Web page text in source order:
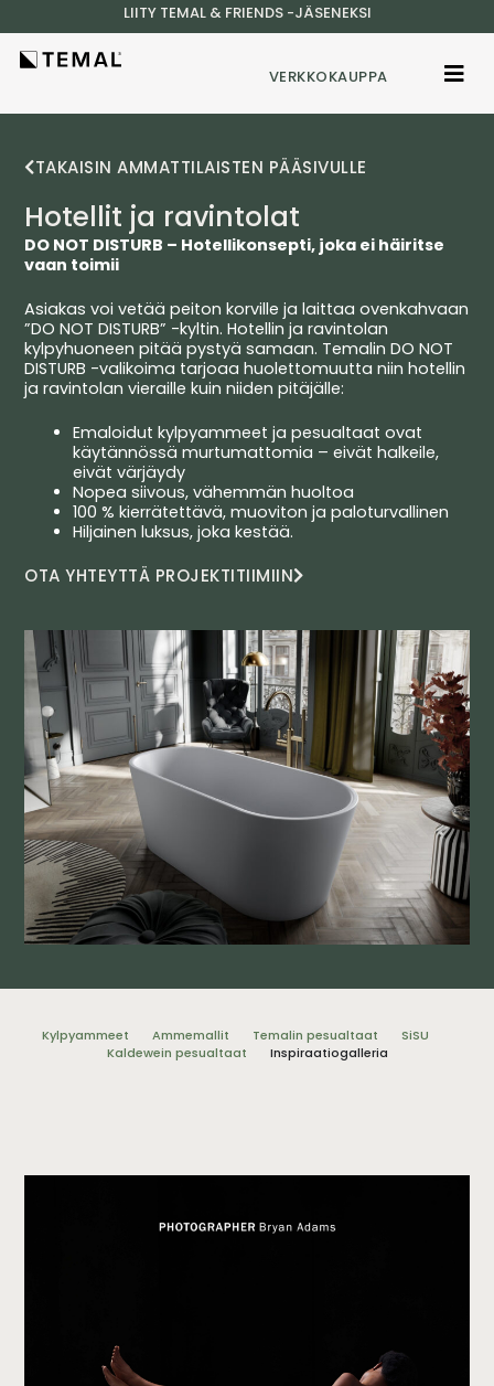
LIITY TEMAL & FRIENDS -JÄSENEKSI
VERKKOKAUPPA
TAKAISIN AMMATTILAISTEN PÄÄSIVULLE
Hotellit ja ravintolat
DO NOT DISTURB – Hotellikonsepti, joka ei häiritse
vaan toimii
Asiakas voi vetää peiton korville ja laittaa ovenkahvaan
”DO NOT DISTURB” -kyltin. Hotellin ja ravintolan
kylpyhuoneen pitää pystyä samaan. Temalin DO NOT
DISTURB -valikoima tarjoaa huolettomuutta niin hotellin
ja ravintolan vieraille kuin niiden pitäjälle:
Emaloidut kylpyammeet ja pesualtaat ovat
käytännössä murtumattomia – eivät halkeile,
eivät värjäydy
Nopea siivous, vähemmän huoltoa
100 % kierrätettävä, muoviton ja paloturvallinen
Hiljainen luksus, joka kestää.
OTA YHTEYTTÄ PROJEKTITIIMIIN
Kylpyammeet Ammemallit Temalin pesualtaat
SiSU
Kaldewein pesualtaat
Inspiraatiogalleria